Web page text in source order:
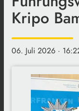
Kripo
06. Juli 2026 ·